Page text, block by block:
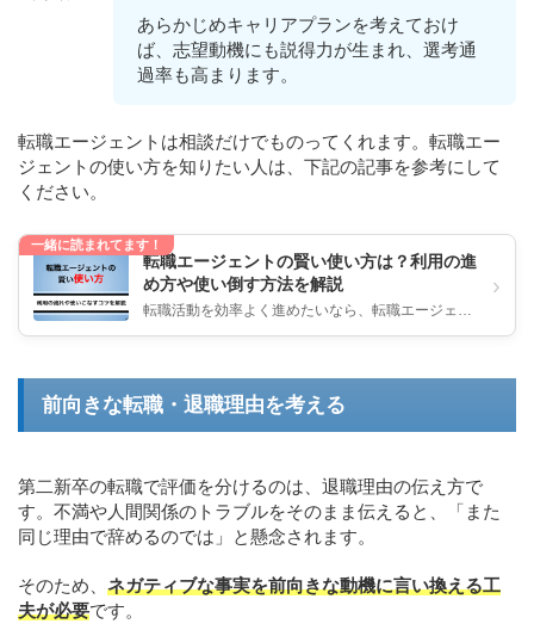
あらかじめキャリアプランを考えておけ
ば、志望動機にも説得力が生まれ、選考通
過率も高まります。
転職エージェントは相談だけでものってくれます。転職エー
ジェントの使い方を知りたい人は、下記の記事を参考にして
ください。
一緒に読まれてます！
転職エージェントの賢い使い方は？利用の進
め方や使い倒す方法を解説
転職活動を効率よく進めたいなら、転職エージェン
›
前向きな転職・退職理由を考える
第二新卒の転職で評価を分けるのは、退職理由の伝え方で
す。不満や人間関係のトラブルをそのまま伝えると、「また
同じ理由で辞めるのでは」と懸念されます。
そのため、 ネガティブな事実を前向きな動機に言い換える工
夫が必要です。